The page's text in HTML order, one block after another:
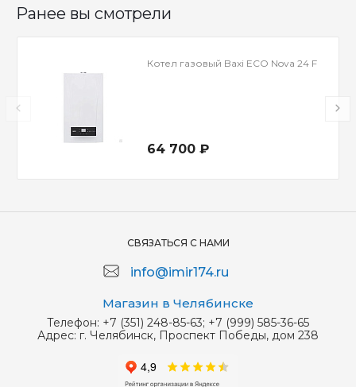
Ранее вы смотрели
Котел газовый Baxi ECO Nova 24 F
64 700 ₽
СВЯЗАТЬСЯ С НАМИ
info@imir174.ru
Магазин в Челябинске
Телефон: +7 (351) 248-85-63; +7 (999) 585-36-65
Адрес: г. Челябинск, Проспект Победы, дом 238